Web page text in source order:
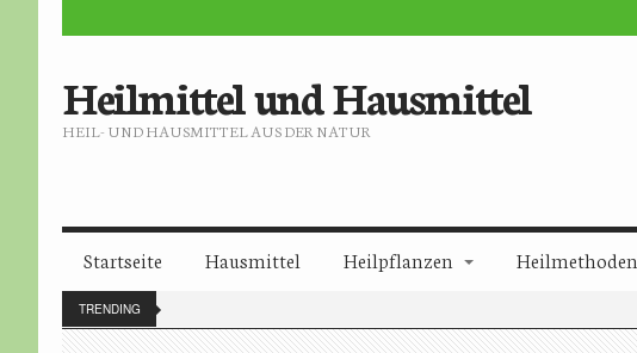
Heilmittel und Hausmittel
HEIL- UND HAUSMITTEL AUS DER NATUR
Startseite Hausmittel Heilpflanzen Heilmethoden
TRENDING